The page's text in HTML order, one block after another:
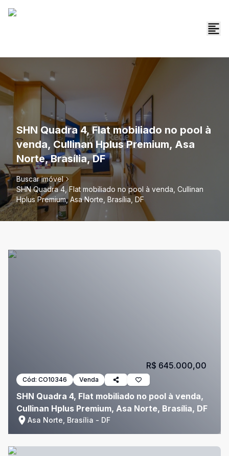
SHN Quadra 4, Flat mobiliado no pool à
venda, Cullinan Hplus Premium, Asa
Norte, Brasília, DF
Buscar imóvel
SHN Quadra 4, Flat mobiliado no pool à venda, Cullinan
Hplus Premium, Asa Norte, Brasília, DF
Cód: CO10346 Venda
SHN Quadra 4, Flat mobiliado no pool à venda,
Cullinan Hplus Premium, Asa Norte, Brasília, DF
Asa Norte, Brasília - DF
R$ 645.000,00